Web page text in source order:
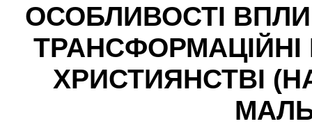
ОСОБЛИВОСТІ
ХРИСТИЯНСТВІ